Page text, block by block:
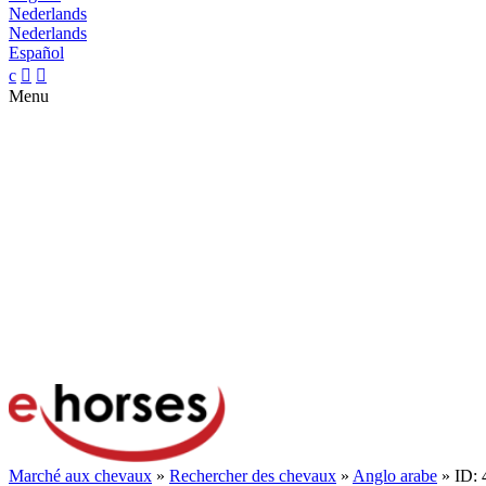
Nederlands
Nederlands
Español
c  
Menu
Marché aux chevaux » Rechercher des chevaux » Anglo arabe » ID: